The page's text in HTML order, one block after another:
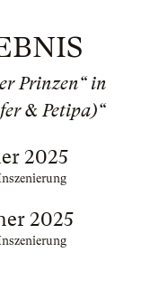
Prinzen“ in
& Petipa)“
2025
2025